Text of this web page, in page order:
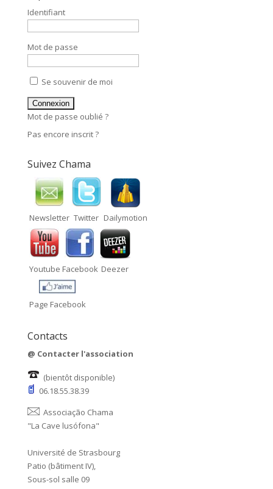
Identifiant
Mot de passe
Se souvenir de moi
Mot de passe oublié ?
Pas encore inscrit ?
Suivez Chama
Newsletter Twitter Dailymotion
Youtube Facebook Deezer
Page Facebook
Contacts
@ Contacter l'association
(bientôt disponible)
06.18.55.38.39
Associação Chama
"La Cave lusófona"
Université de Strasbourg
Patio (bâtiment IV),
Sous-sol salle 09